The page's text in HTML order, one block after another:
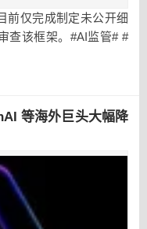
前仅完成制定未公开细
查该框架。#AI监管# #
等海外巨头大幅降